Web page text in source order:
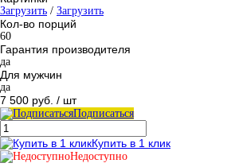
Загрузить / Загрузить
Кол-во порций
60
Гарантия производителя
да
Для мужчин
да
7 500 руб. / шт
Подписаться
Купить в 1 клик
Недоступно